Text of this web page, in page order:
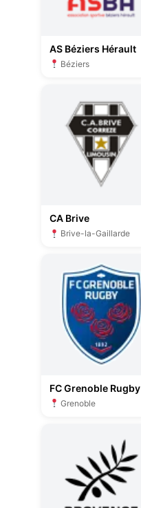
AS Béziers Hérault
Béziers
CA Brive
Brive-la-Gaillarde
FC Grenoble Rugby
Grenoble